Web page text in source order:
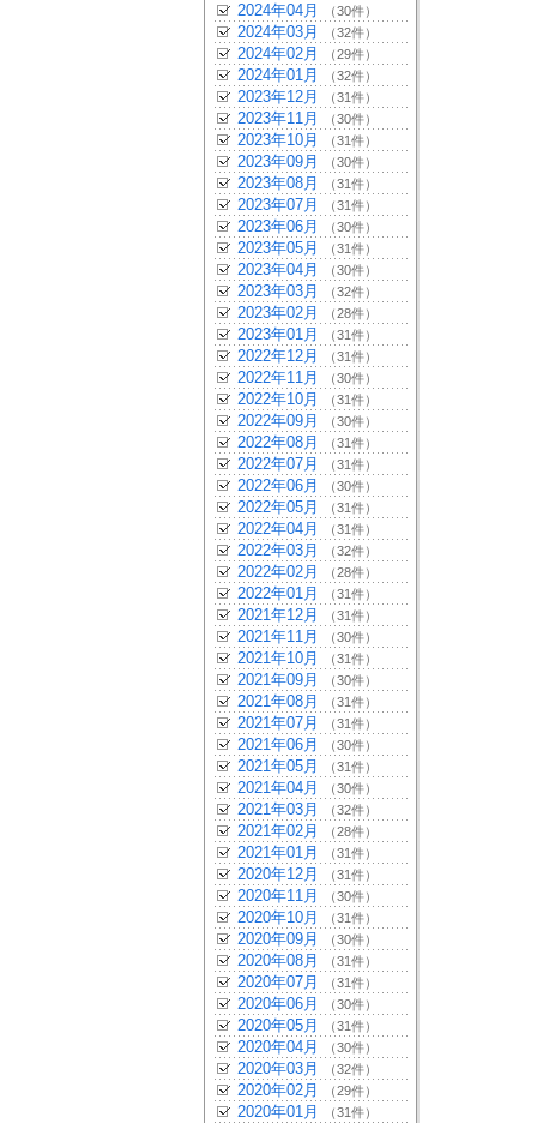
2024年04月 （30件）
2024年03月 （32件）
2024年02月 （29件）
2024年01月 （32件）
2023年12月 （31件）
2023年11月 （30件）
2023年10月 （31件）
2023年09月 （30件）
2023年08月 （31件）
2023年07月 （31件）
2023年06月 （30件）
2023年05月 （31件）
2023年04月 （30件）
2023年03月 （32件）
2023年02月 （28件）
2023年01月 （31件）
2022年12月 （31件）
2022年11月 （30件）
2022年10月 （31件）
2022年09月 （30件）
2022年08月 （31件）
2022年07月 （31件）
2022年06月 （30件）
2022年05月 （31件）
2022年04月 （31件）
2022年03月 （32件）
2022年02月 （28件）
2022年01月 （31件）
2021年12月 （31件）
2021年11月 （30件）
2021年10月 （31件）
2021年09月 （30件）
2021年08月 （31件）
2021年07月 （31件）
2021年06月 （30件）
2021年05月 （31件）
2021年04月 （30件）
2021年03月 （32件）
2021年02月 （28件）
2021年01月 （31件）
2020年12月 （31件）
2020年11月 （30件）
2020年10月 （31件）
2020年09月 （30件）
2020年08月 （31件）
2020年07月 （31件）
2020年06月 （30件）
2020年05月 （31件）
2020年04月 （30件）
2020年03月 （32件）
2020年02月 （29件）
2020年01月 （31件）